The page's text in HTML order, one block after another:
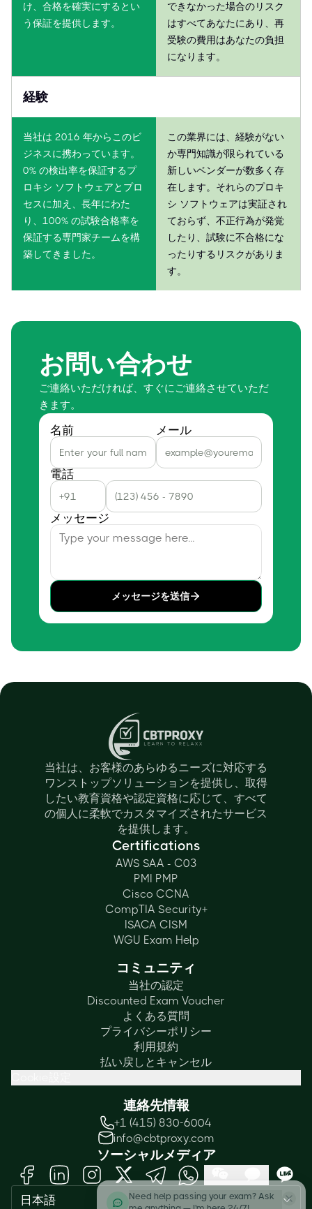
け、合格を確実にするとい
う保証を提供します。
できなかった場合のリスク
はすべてあなたにあり、再
受験の費用はあなたの負担
になります。
経験
当社は 2016 年からこのビ
ジネスに携わっています。
0% の検出率を保証するプ
ロキシ ソフトウェアとプロ
セスに加え、長年にわた
り、100% の試験合格率を
保証する専門家チームを構
築してきました。
この業界には、経験がない
か専門知識が限られている
新しいベンダーが数多く存
在します。それらのプロキ
シ ソフトウェアは実証され
ておらず、不正行為が発覚
したり、試験に不合格にな
ったりするリスクがありま
す。
お問い合わせ
ご連絡いただければ、すぐにご連絡させていただ
きます。
名前 メール
電話
メッセージ
メッセージを送信
当社は、お客様のあらゆるニーズに対応する
ワンストップソリューションを提供し、取得
したい教育資格や認定資格に応じて、すべて
の個人に柔軟でカスタマイズされたサービス
を提供します。
Certifications
AWS SAA - C03
PMI PMP
Cisco CCNA
CompTIA Security+
ISACA CISM
WGU Exam Help
コミュニティ
当社の認定
Discounted Exam Voucher
よくある質問
プライバシーポリシー
利用規約
払い戻しとキャンセル
連絡先情報
+1 (415) 830-6004
info@cbtproxy.com
ソーシャルメディア
日本語
Need help passing your exam? Ask